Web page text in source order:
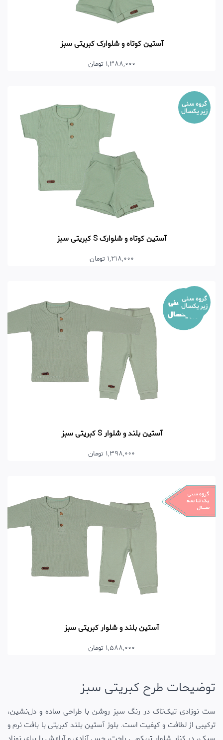
آستین کوتاه و شلوارک کبریتی سبز
1,388,000 تومان
گروه سنی
زیر یکسال
آستین کوتاه و شلوارک S کبریتی سبز
1,218,000 تومان
گروه سنی
زیر یکسال
آستین بلند و شلوار S کبریتی سبز
1,398,000 تومان
آستین بلند و شلوار کبریتی سبز
1,588,000 تومان
توضیحات طرح کبریتی سبز
ست نوزادی تیک‌تاک در رنگ سبز روشن با طراحی ساده و دل‌نشین،
ترکیبی از لطافت و کیفیت است. بلوز آستین بلند کبریتی با بافت نرم و